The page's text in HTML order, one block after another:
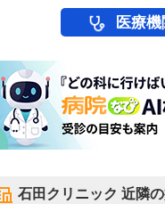
医療
石田クリニック 近隣